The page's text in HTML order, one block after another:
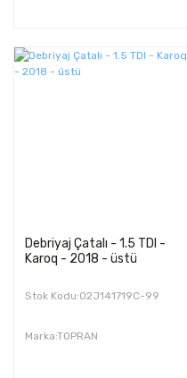
Debriyaj Çatalı - 1.5 TDI -
Karoq - 2018 - üstü
Stok Kodu:02J141719C-99
Marka:TOPRAN